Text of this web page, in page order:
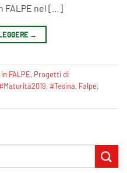
FALPE nel […]
→
FALPE, Progetti di
#Maturità2019, #Tesina, Falpe,